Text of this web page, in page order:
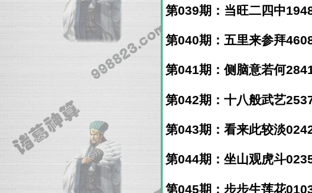
第039期：当旺二四中
第040期：五里来参拜
第041期：侧脑意若何
第042期：十八般武艺
第043期：看来此较淡
第044期：坐山观虎斗
第045期：步步生莲花